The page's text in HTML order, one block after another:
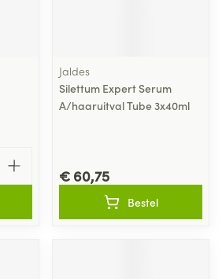
Jaldes
Silettum Expert Serum
A/haaruitval Tube 3x40ml
€ 60,75
Bestel